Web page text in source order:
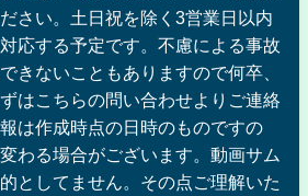
さい。土日祝を除く3営業日以内
応する予定です。不慮による事故
きないこともありますので何卒、
はこちらの問い合わせよりご連絡
は作成時点の日時のものですの
わる場合がございます。動画サム
としてません。その点ご理解いた